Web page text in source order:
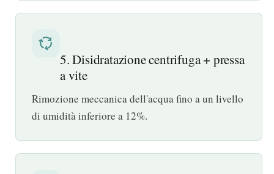
cycle
5. Disidratazione centrifuga + pressa
a vite
Rimozione meccanica dell'acqua fino a un livello
di umidità inferiore a 12%.